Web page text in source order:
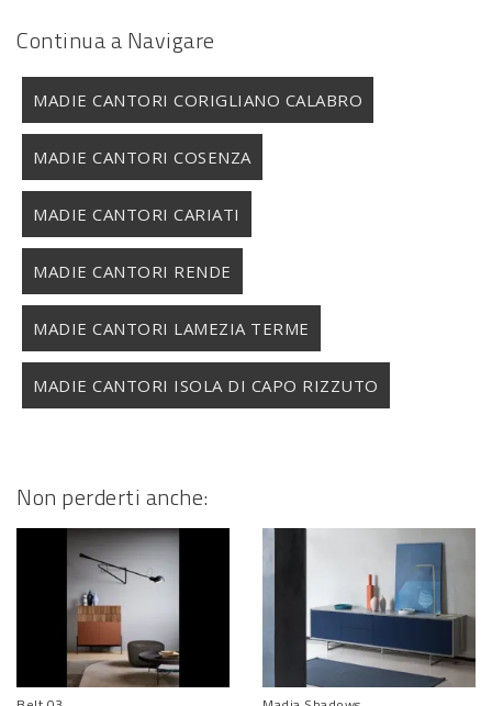
Continua a Navigare
MADIE CANTORI CORIGLIANO CALABRO
MADIE CANTORI COSENZA
MADIE CANTORI CARIATI
MADIE CANTORI RENDE
MADIE CANTORI LAMEZIA TERME
MADIE CANTORI ISOLA DI CAPO RIZZUTO
Non perderti anche: